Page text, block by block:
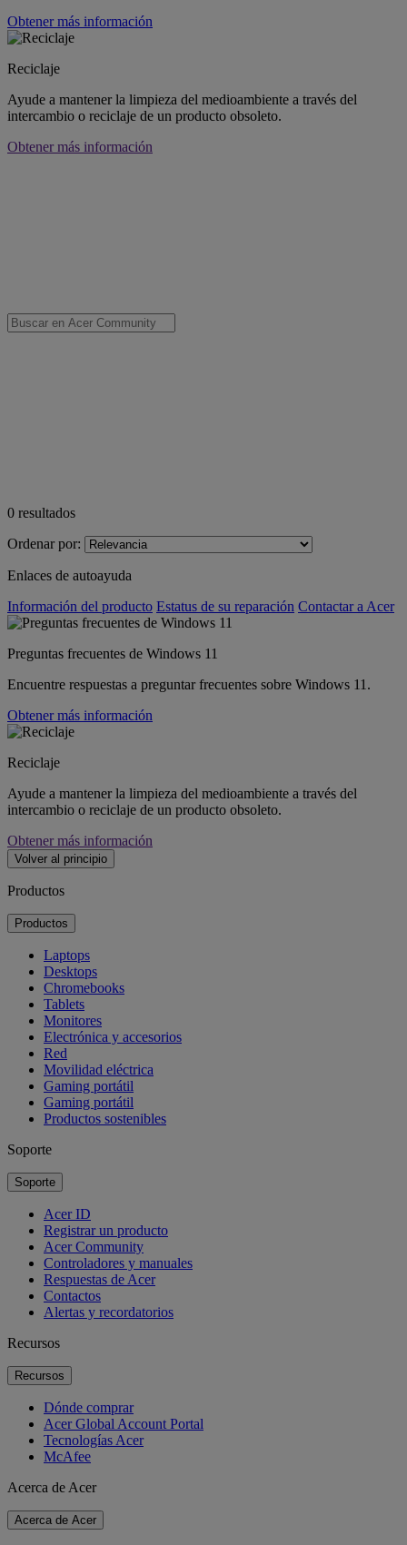
Obtener más información
Reciclaje
Ayude a mantener la limpieza del medioambiente a través del
intercambio o reciclaje de un producto obsoleto.
Obtener más información
0 resultados
Ordenar por:
Enlaces de autoayuda
Información del producto Estatus de su reparación Contactar a Acer
Preguntas frecuentes de Windows 11
Encuentre respuestas a preguntar frecuentes sobre Windows 11.
Obtener más información
Reciclaje
Ayude a mantener la limpieza del medioambiente a través del
intercambio o reciclaje de un producto obsoleto.
Obtener más información
Volver al principio
Productos
Productos
Laptops
Desktops
Chromebooks
Tablets
Monitores
Electrónica y accesorios
Red
Movilidad eléctrica
Gaming portátil
Gaming portátil
Productos sostenibles
Soporte
Soporte
Acer ID
Registrar un producto
Acer Community
Controladores y manuales
Respuestas de Acer
Contactos
Alertas y recordatorios
Recursos
Recursos
Dónde comprar
Acer Global Account Portal
Tecnologías Acer
McAfee
Acerca de Acer
Acerca de Acer